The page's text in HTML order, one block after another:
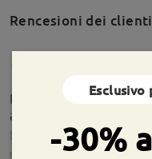
Rencesioni dei
Bellissimi, è il primo
adattato subito, ne
by Nelerazio on Jun 12 ,
-30%